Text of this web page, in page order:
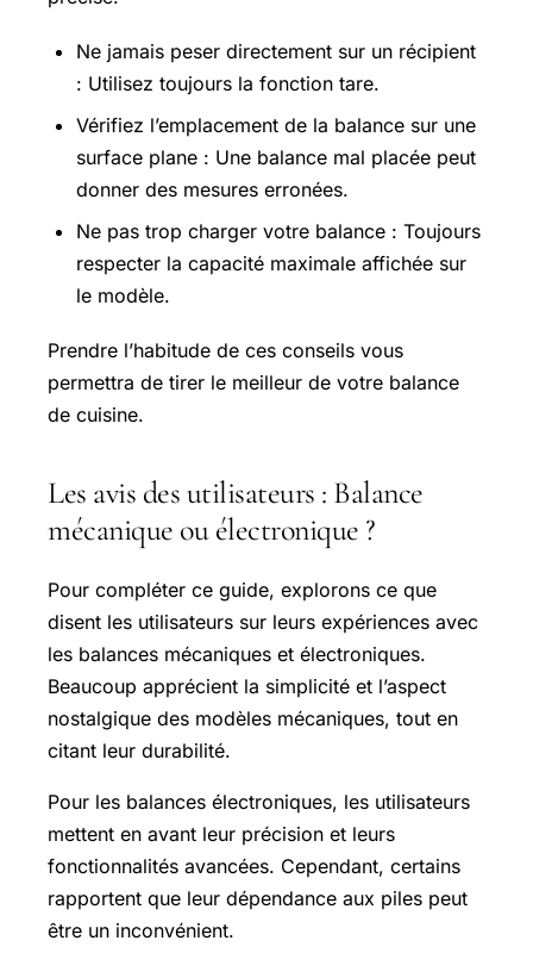
Ne jamais peser directement sur un récipient
: Utilisez toujours la fonction tare.
Vérifiez l’emplacement de la balance sur une
surface plane : Une balance mal placée peut
donner des mesures erronées.
Ne pas trop charger votre balance : Toujours
respecter la capacité maximale affichée sur
le modèle.
Prendre l’habitude de ces conseils vous
permettra de tirer le meilleur de votre balance
de cuisine.
Les avis des utilisateurs : Balance
mécanique ou électronique ?
Pour compléter ce guide, explorons ce que
disent les utilisateurs sur leurs expériences avec
les balances mécaniques et électroniques.
Beaucoup apprécient la simplicité et l’aspect
nostalgique des modèles mécaniques, tout en
citant leur durabilité.
Pour les balances électroniques, les utilisateurs
mettent en avant leur précision et leurs
fonctionnalités avancées. Cependant, certains
rapportent que leur dépendance aux piles peut
être un inconvénient.